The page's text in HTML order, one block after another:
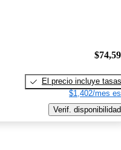
El precio incluye tasas
$1,402/mes
Verif. disponibilidad